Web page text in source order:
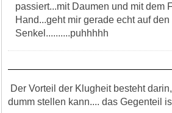
passiert...mit Daumen und mit dem
Hand...geht mir gerade echt auf den
Senkel..........puhhhhh
Der Vorteil der Klugheit besteht
dumm stellen kann.... das Gegenteil